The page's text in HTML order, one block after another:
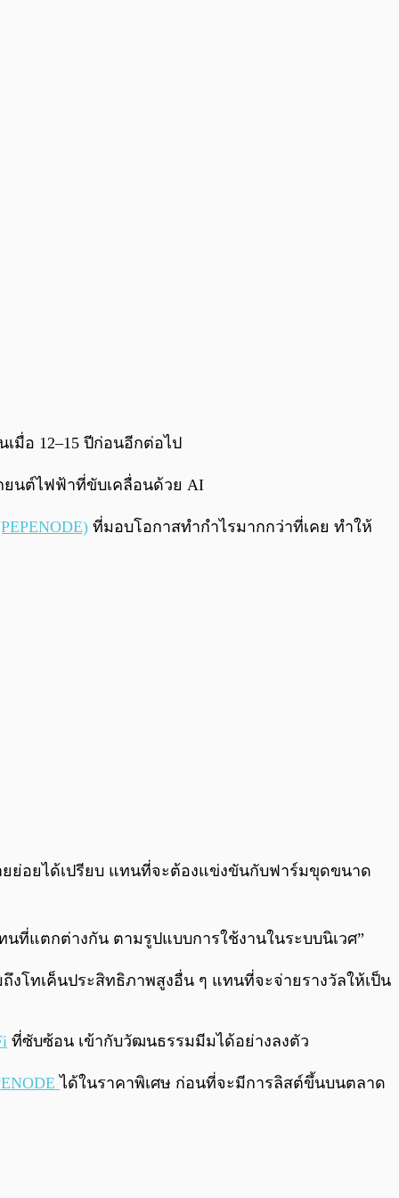
มื่อ 12–15 ปีก่อนอีกต่อไป
ยนต์ไฟฟ้าที่ขับเคลื่อนด้วย AI
ที่มอบโอกาสทำกำไรมากกว่าที่เคย ทำให้
ายย่อยได้เปรียบ แทนที่จะต้องแข่งขันกับฟาร์มขุดขนาด
ที่แตกต่างกัน ตามรูปแบบการใช้งานในระบบนิเวศ”
ถึงโทเค็นประสิทธิภาพสูงอื่น ๆ แทนที่จะจ่ายรางวัลให้เป็น
ที่ซับซ้อน เข้ากับวัฒนธรรมมีมได้อย่างลงตัว
ได้ในราคาพิเศษ ก่อนที่จะมีการลิสต์ขึ้นบนตลาด